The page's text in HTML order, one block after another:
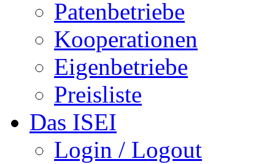
Patenbetriebe
Kooperationen
Eigenbetriebe
Preisliste
Das ISEI
Login / Logout